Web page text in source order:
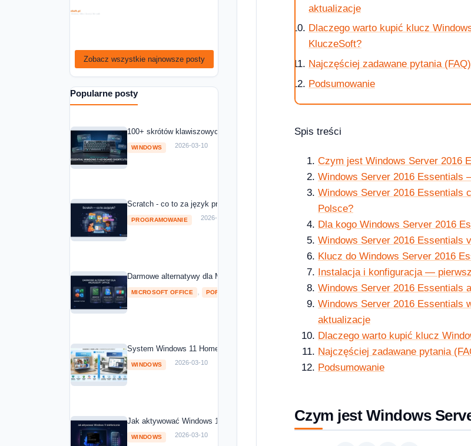
Zobacz wszystkie najnowsze posty
Popularne posty
100+ skrótów klawiszowych Windows 11 i 10 — kompletna ściąga [2026]
WINDOWS 2026-03-10
Scratch - co to za język programowania?
PROGRAMOWANIE 2026-03-10
Darmowe alternatywy dla Microsoft Office — porównanie 6 pakietów w 2026
MICROSOFT OFFICE POROWNANIA I RANKINGI 2026-03-10
System Windows 11 Home vs Windows 11 Pro – porównanie wersji systemów operacyjny
WINDOWS 2026-03-10
Jak aktywować Windows 11 telefonicznie — aktywacja przez telefon krok po kroku [2026]
WINDOWS 2026-03-10
aktualizacje
Dlaczego warto kupić klucz
KluczeSoft?
Najczęściej zadawane pytania (FAQ)
Podsumowanie
Spis treści
Czym jest Windows Server 2016
Windows Server 2016
Windows Server 2016
Polsce?
Dla kogo Windows Server 2016
Windows Server 2016 Essentials
Klucz do Windows Server 2016
Instalacja i konfiguracja —
Windows Server 2016 Essentials
Windows Server 2016 Essentials
aktualizacje
Dlaczego warto kupić klucz
Najczęściej zadawane pytania
Podsumowanie
Czym jest Windows